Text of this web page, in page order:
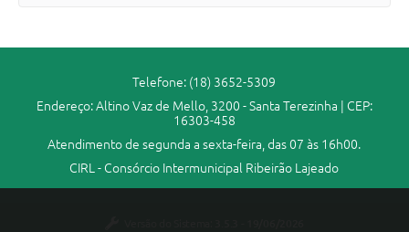
Telefone: (18) 3652-5309
Endereço: Altino Vaz de Mello, 3200 - Santa Terezinha | CEP:
16303-458
Atendimento de segunda a sexta-feira, das 07 às 16h00.
CIRL - Consórcio Intermunicipal Ribeirão Lajeado